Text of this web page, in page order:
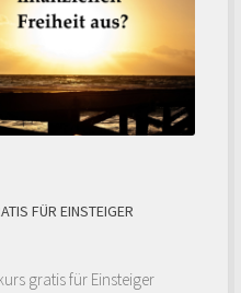
FÜR EINSTEIGER